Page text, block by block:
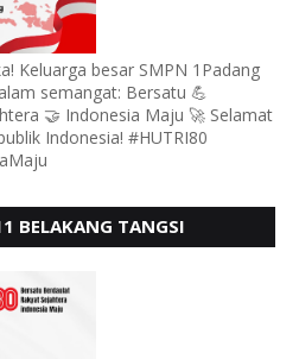
Keluarga besar SMPN 1Padang
semangat: Bersatu 💪
🤝 Indonesia Maju 🚀 Selamat
Indonesia! #HUTRI80
BELAKANG TANGSI